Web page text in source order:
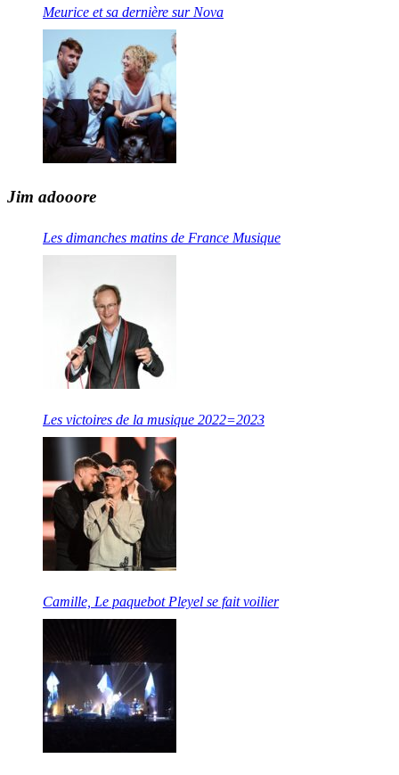
Meurice et sa dernière sur Nova
Jim adooore
Les dimanches matins de France Musique
Les victoires de la musique 2022=2023
Camille, Le paquebot Pleyel se fait voilier